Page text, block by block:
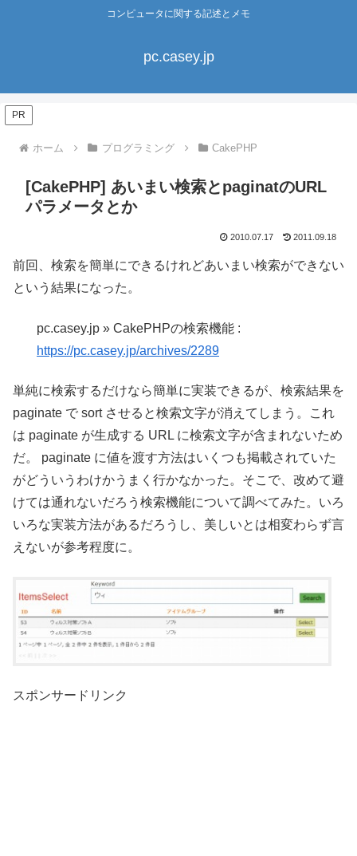
コンピュータに関する記述とメモ
pc.casey.jp
PR
ホーム プログラミング CakePHP
[CakePHP] あいまい検索とpaginatのURL
パラメータとか
2010.07.17 2011.09.18
前回、検索を簡単にできるけれどあいまい検索ができない
という結果になった。
pc.casey.jp » CakePHPの検索機能 :
https://pc.casey.jp/archives/2289
単純に検索するだけなら簡単に実装できるが、検索結果を
paginate で sort させると検索文字が消えてしまう。これ
は paginate が生成する URL に検索文字が含まれないため
だ。 paginate に値を渡す方法はいくつも掲載されていた
がどういうわけかうまく行かなかった。そこで、改めて避
けては通れないだろう検索機能について調べてみた。いろ
いろな実装方法があるだろうし、美しいとは相変わらず言
えないが参考程度に。
スポンサードリンク